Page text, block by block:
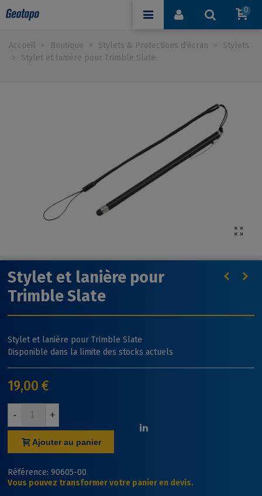
0
Accueil > Boutique > Stylets & Protections d'écran >
Stylets
>
Stylet et lanière pour Trimble Slate
Stylet et lanière pour
Trimble Slate
Stylet et lanière pour Trimble Slate
Disponible dans la limite des stocks actuels
19,00 €
- +
Ajouter au panier
Référence: 90605-00
Vous pouvez transformer votre panier en devis.